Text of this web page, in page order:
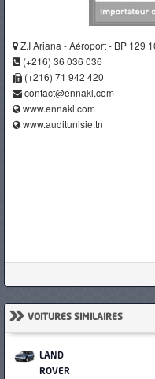
Z.I Ariana - Aéroport - BP 129
(+216) 36 036 036
(+216) 71 942 420
contact@ennakl.com
www.ennakl.com
www.auditunisie.tn
» VOITURES SIMILAIRES
LAND
ROVER